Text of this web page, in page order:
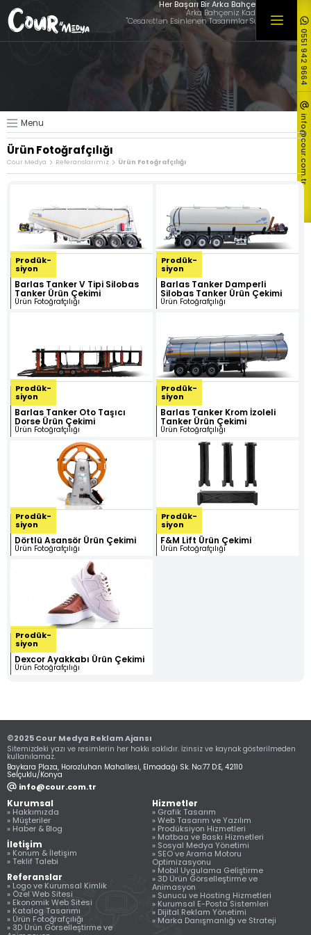
info@cour.com.tr
0551 942 9664
Grafik Tasarım
• Logo ve Kurumsal
Kimlik Tasarımı
• Katalog Tasarımı
• Ambalaj ve Kutu
Tasarımları
• Menü ve Broşür
Tasarımı
Tasarımları
• Stand ve Sergi
Alanı Tasarımları
GRAFIK TASARıM
• Özel Web Sitesi
Tasarımı ve Yazılım
• Ekonomik Web
Sitesi Tasarımı ve
• Domain ve Hosting
Hizmetleri
• Yönetim Paneli
Entegrasyonu
• SEO Uyumlu
• Web Güvenlik
• Tanıtım Filmi
Üretimi
• Fuar ve Etkinlik
Çekimleri
• Drone ile Hava
Çekimleri
• Stüdyo Çekimleri
Hizmetleri
PRODüKSIYON
HIZMETLERI
Logo ve
Kurumsal
Özel Web Ekonomik
Web Sitesi
Katalog
Tasarımı
Ürün
Fotoğrafçılığı
3D Ürün
Görselleştirme
ve
Animasyon
Ambalaj ve
Tasarımları
Tasarımı
Medya
Her Başarı Bir Arka Bahçede Başlar
Arka Bahçeniz Kadar Yakınız,
"Cesaretten Esinlenen Tasarımlar Sunuyoruz"
×
Hakkımızda
Referanslarımız
Tüm Referanslarımız
Blog & Haber
Menu
Ürün Fotoğrafçılığı
Cour Medya Referanslarımız Ürün Fotoğrafçılığı
Barlas Tanker V Tipi Silobas
Tanker Ürün Çekimi
Ürün Fotoğrafçılığı
Prodük-
siyon
Barlas Tanker Damperli
Silobas Tanker Ürün Çekimi
Ürün Fotoğrafçılığı
Prodük-
siyon
Barlas Tanker Oto Taşıcı
Dorse Ürün Çekimi
Ürün Fotoğrafçılığı
Prodük-
siyon
Barlas Tanker Krom İzoleli
Tanker Ürün Çekimi
Ürün Fotoğrafçılığı
Prodük-
siyon
Dörtlü Asansör Ürün Çekimi
Ürün Fotoğrafçılığı
Prodük-
siyon
F&M Lift Ürün Çekimi
Ürün Fotoğrafçılığı
Prodük-
siyon
Dexcor Ayakkabı Ürün Çekimi
Ürün Fotoğrafçılığı
Prodük-
siyon
©2025 Cour Medya Reklam Ajansı
Sitemizdeki yazı ve resimlerin her hakkı saklıdır. İzinsiz ve kaynak gösterilmeden
kullanılamaz.
Baykara Plaza, Horozluhan Mahallesi, Elmadağı Sk. No:77 D:E, 42110
Selçuklu/Konya
info@cour.com.tr
Kurumsal
» Hakkımızda
» Müşteriler
» Haber & Blog
İletişim
» Konum & İletişim
» Teklif Talebi
Hizmetler
» Grafik Tasarım
» Web Tasarım ve Yazılım
» Prodüksiyon Hizmetleri
» Matbaa ve Baskı Hizmetleri
» Sosyal Medya Yönetimi
» SEO ve Arama Motoru
Optimizasyonu
» Mobil Uygulama Geliştirme
» 3D Ürün Görselleştirme ve
Animasyon
» Sunucu ve Hosting Hizmetleri
» Kurumsal E-Posta Sistemleri
» Dijital Reklam Yönetimi
» Marka Danışmanlığı ve Strateji
Referanslar
» Logo ve Kurumsal Kimlik
» Özel Web Sitesi
» Ekonomik Web Sitesi
» Katalog Tasarımı
» Ürün Fotoğrafçılığı
» 3D Ürün Görselleştirme ve